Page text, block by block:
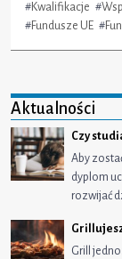
#Kwalifikacje #
#Fundusze UE #
Aktualności
Czy
Aby
dyplom
rozwijać
Grill